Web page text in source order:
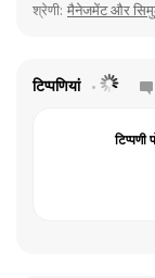
श्रेणी: मैनेजमेंट और
टिप्पणियां